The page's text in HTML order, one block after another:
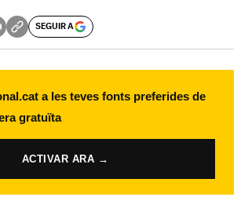
SEGUIR A
a les teves fonts preferides de
gratuïta
ACTIVAR ARA →